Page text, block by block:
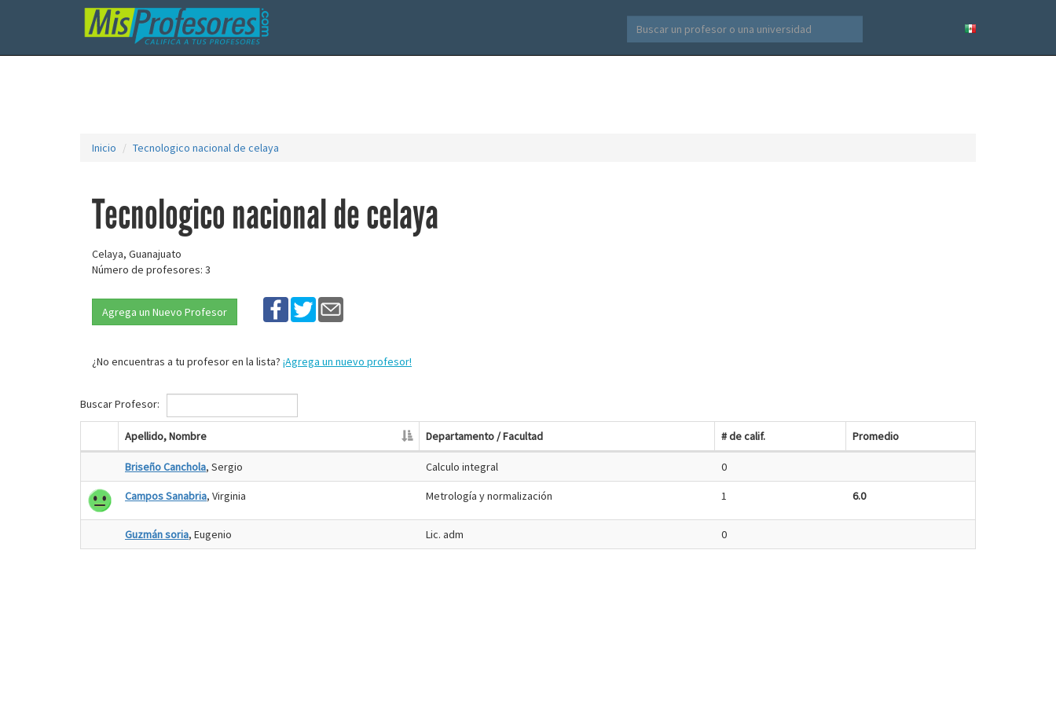
Inicio Tecnologico nacional de celaya
Tecnologico nacional de celaya
Celaya, Guanajuato
Número de profesores: 3
Agrega un Nuevo Profesor
¿No encuentras a tu profesor en la lista? ¡Agrega un nuevo profesor!
Buscar Profesor:
Apellido, Nombre Departamento / Facultad # de calif. Promedio
Briseño Canchola, Sergio Calculo integral 0
Campos Sanabria, Virginia Metrología y normalización 1 6.0
Guzmán soria, Eugenio Lic. adm 0